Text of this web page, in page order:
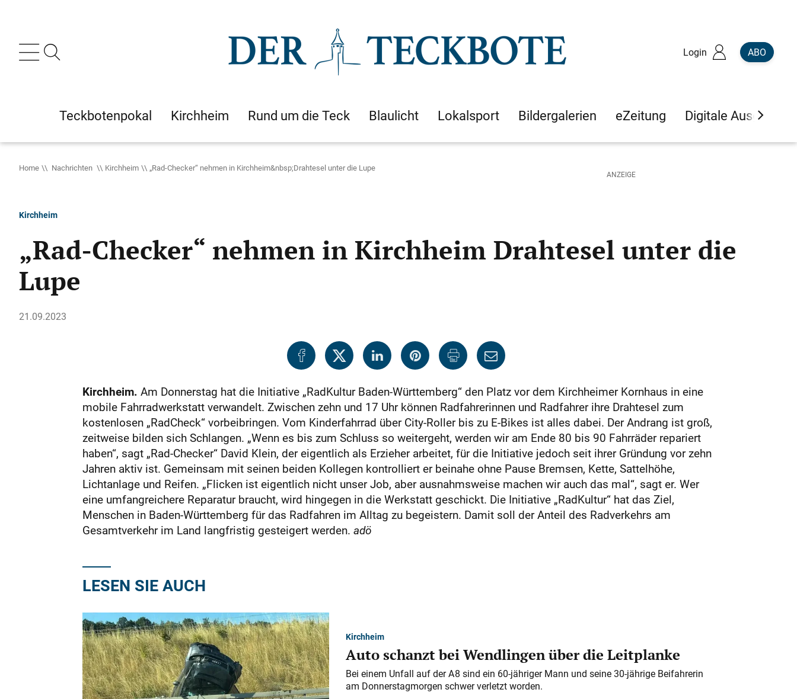
Login ABO
Teckbotenpokal Kirchheim Rund um die Teck Blaulicht Lokalsport Bildergalerien eZeitung Digitale Ausgaben
Home Nachrichten Kirchheim „Rad-Checker“ nehmen in Kirchheim&nbsp;Drahtesel unter die Lupe
Kirchheim
„Rad-Checker“ nehmen in Kirchheim Drahtesel unter die
Lupe
21.09.2023
Kirchheim. Am Donnerstag hat die Initiative „RadKultur Baden-Württemberg“ den Platz vor dem Kirchheimer Kornhaus in eine
mobile Fahrradwerkstatt verwandelt. Zwischen zehn und 17 Uhr können Radfahrerinnen und Radfahrer ihre Drahtesel zum
kostenlosen „RadCheck“ vorbeibringen. Vom Kinderfahrrad über City-Roller bis zu E-Bikes ist alles dabei. Der Andrang ist groß,
zeitweise bilden sich Schlangen. „Wenn es bis zum Schluss so weitergeht, werden wir am Ende 80 bis 90 Fahrräder repariert
haben“, sagt „Rad-Checker“ David Klein, der eigentlich als Erzieher arbeitet, für die Initiative jedoch seit ihrer Gründung vor zehn
Jahren aktiv ist. Gemeinsam mit seinen beiden Kollegen kontrolliert er beinahe ohne Pause Bremsen, Kette, Sattelhöhe,
Lichtanlage und Reifen. „Flicken ist eigentlich nicht unser Job, aber ausnahmsweise machen wir auch das mal“, sagt er. Wer
eine ­umfangreichere Reparatur braucht, wird hingegen in die Werkstatt geschickt. Die ­Initiative „RadKultur“ hat das Ziel,
Menschen in Baden-Württemberg für das Radfahren im Alltag zu begeistern. Damit soll der Anteil des Rad­ver­kehrs am
Gesamt­ver­kehr im Land lang­fris­tig gestei­gert wer­den. adö
LESEN SIE AUCH
Kirchheim
Auto schanzt bei Wendlingen über die Leitplanke
Bei einem Unfall auf der A 8 sind ein 60-jähriger Mann und seine 30-jährige Beifahrerin
am Donnerstagmorgen schwer verletzt worden.